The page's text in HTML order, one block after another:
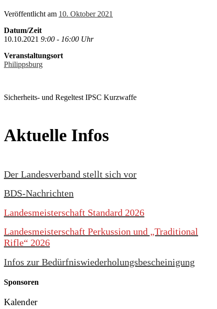
Veröffentlicht am 10. Oktober 2021
Datum/Zeit
10.10.2021 9:00 - 16:00 Uhr
Veranstaltungsort
Philippsburg
Sicherheits- und Regeltest IPSC Kurzwaffe
Aktuelle Infos
Der Landesverband stellt sich vor
BDS-Nachrichten
Landesmeisterschaft Standard 2026
Landesmeisterschaft Perkussion und „Traditional
Rifle“ 2026
Infos zur Bedürfniswiederholungsbescheinigung
Sponsoren
Kalender